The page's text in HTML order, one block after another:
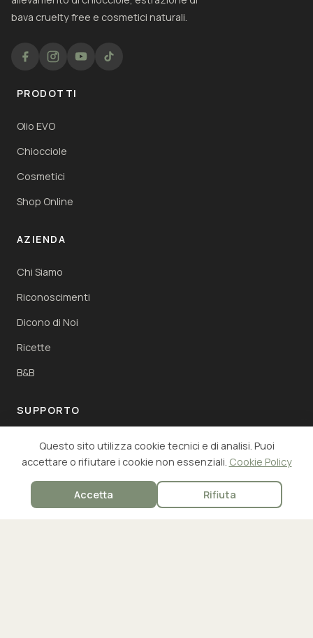
bava cruelty free e cosmetici naturali.
PRODOTTI
Olio EVO
Chiocciole
Cosmetici
Shop Online
AZIENDA
Chi Siamo
Riconoscimenti
Dicono di Noi
Ricette
B&B
SUPPORTO
Contatti
Spedizioni e Resi
Questo sito utilizza cookie tecnici e di analisi. Puoi
accettare o rifiutare i cookie non essenziali. Cookie Policy
Accetta Rifiuta